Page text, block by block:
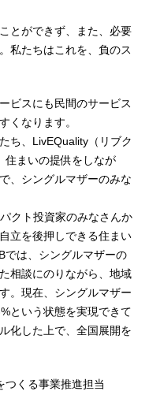
とができず、また、必要
私たちはこれを、負のス
ビスにも民間のサービス
くなります。
ち、LivEQuality（リブク
住まいの提供をしなが
、シングルマザーのみな
クト投資家のみなさんか
立を後押しできる住まい
では、シングルマザーの
相談にのりながら、地域
。現在、シングルマザー
という状態を実現できて
化した上で、全国展開を
つくる事業推進担当